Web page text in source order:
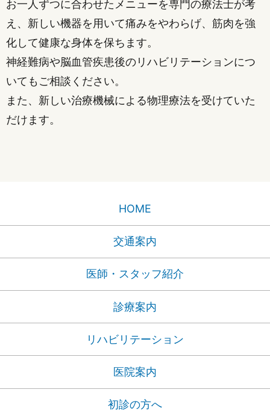
お一人ずつに合わせたメニューを専門の療法士が考
え、新しい機器を用いて痛みをやわらげ、筋肉を強
化して健康な身体を保ちます。
神経難病や脳血管疾患後のリハビリテーションにつ
いてもご相談ください。
また、新しい治療機械による物理療法を受けていた
だけます。
HOME
交通案内
医師・スタッフ紹介
診療案内
リハビリテーション
医院案内
初診の方へ